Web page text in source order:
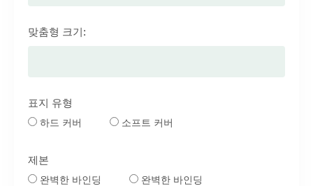
맞춤형 크기:
표지 유형
하드 커버 소프트 커버
제본
완벽한 바인딩
완벽한 바인딩